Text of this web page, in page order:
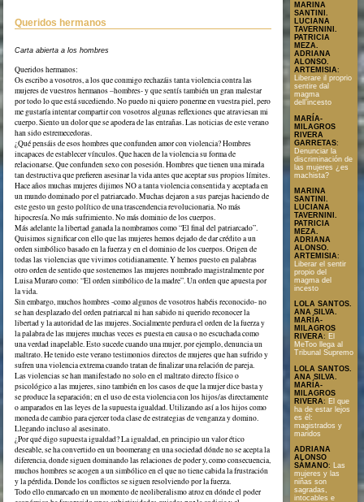
Queridos hermanos
Carta abierta a los hombres
Queridos hermanos:
Os escribo a vosotros, a los que conmigo rechazáis tanta violencia contra las
mujeres de vuestros hermanos –hombres- y que sentís también un gran malestar
por todo lo que está sucediendo. No puedo ni quiero ponerme en vuestra piel, pero
me gustaría intentar compartir con vosotros algunas reflexiones que atraviesan mi
cuerpo. Siento un dolor que se apodera de las entrañas. Las noticias de este verano
han sido estremecedoras.
¿Qué pensáis de esos hombres que confunden amor con violencia? Hombres
incapaces de establecer vínculos. Que hacen de la violencia su forma de
relacionarse. Que confunden sexo con posesión. Hombres que tienen una mirada
tan destructiva que prefieren asesinar la vida antes que aceptar sus propios límites.
Hace años muchas mujeres dijimos NO a tanta violencia consentida y aceptada en
un mundo dominado por el patriarcado. Muchas dejaron a sus parejas haciendo de
este gesto un gesto político de una trascendencia revolucionaria. No más
hipocresía. No más sufrimiento. No más dominio de los cuerpos.
Más adelante la libertad ganada la nombramos como “El final del patriarcado”.
Quisimos significar con ello que las mujeres hemos dejado de dar crédito a un
orden simbólico basado en la fuerza y en el dominio de los cuerpos. Origen de
todas las violencias que vivimos cotidianamente. Y hemos puesto en palabras
otro orden de sentido que sostenemos las mujeres nombrado magistralmente por
Luisa Muraro como: “El orden simbólico de la madre”. Un orden que apuesta por
la vida.
Sin embargo, muchos hombres -como algunos de vosotros habéis reconocido- no
se han desplazado del orden patriarcal ni han sabido ni querido reconocer la
libertad y la autoridad de las mujeres. Socialmente perdura el orden de la fuerza y
la palabra de las mujeres muchas veces es puesta en causa o no escuchada como
una verdad inapelable. Esto sucede cuando una mujer, por ejemplo, denuncia un
maltrato. He tenido este verano testimonios directos de mujeres que han sufrido y
sufren una violencia extrema cuando tratan de finalizar una relación de pareja.
Las violencias se han manifestado no solo en el maltrato directo físico o
psicológico a las mujeres, sino también en los casos de que la mujer dice basta y
se produce la separación; en el uso de esta violencia con los hijos/as directamente
o amparados en las leyes de la supuesta igualdad. Utilizando así a los hijos como
moneda de cambio para ejercer toda clase de estrategias de venganza y domino.
Llegando incluso al asesinato.
¿Por qué digo supuesta igualdad? La igualdad, en principio un valor ético
deseable, se ha convertido en un boomerang en una sociedad dónde no se acepta la
diferencia, donde siguen dominando las relaciones de poder y, como consecuencia,
muchos hombres se acogen a un simbólico en el que no tiene cabida la frustración
y la pérdida. Donde los conflictos se siguen resolviendo por la fuerza.
Todo ello enmarcado en un momento de neoliberalismo atroz en dónde el poder
MARINA
SANTINI.
LUCIANA
TAVERNINI.
PATRICIA
MEZA.
ADRIANA
ALONSO.
ARTEMISIA:
Liberare il proprio
sentire dal
magma
dell’incesto
MARÍA-
MILAGROS
RIVERA
GARRETAS:
Denunciar la
discriminación de
las mujeres ¿es
machista?
MARINA
SANTINI.
LUCIANA
TAVERNINI.
PATRICIA
MEZA.
ADRIANA
ALONSO.
ARTEMISIA:
Liberar el sentir
propio del
magma del
incesto
LOLA SANTOS.
ANA SILVA.
MARÍA-
MILAGROS
RIVERA: El
MeToo llega al
Tribunal Supremo
LOLA SANTOS.
ANA SILVA.
MARÍA-
MILAGROS
RIVERA: El que
ha de estar lejos
es él:
magistrados y
maridos
ADRIANA
ALONSO
SÁMANO:
Las
mujeres y las
niñas son
sagradas,
intocables e